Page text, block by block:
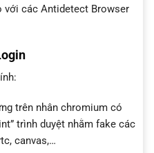
các Antidetect Browser
trên nhân chromium có
trình duyệt nhằm fake các
canvas,…